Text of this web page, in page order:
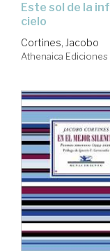
Este sol de la infancia seguido de En la puerta del
cielo
Cortines, Jacobo
Athenaica